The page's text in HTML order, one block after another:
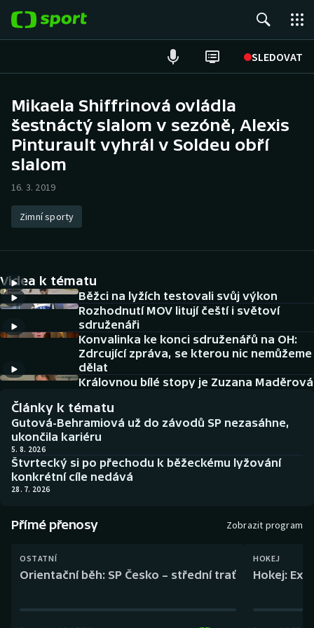
SLEDOVAT
Hokej
Tenis
Atletika
Cyklistika
Americký fotbal
Baseball a softbal
Boby a skeleton
Box
Curling
Dostihy
Florbal
NEPŘEHLÉDNĚTE
Historické návraty
AZ kvíz
Mikaela Shiffrinová ovládla
šestnáctý slalom v sezóně, Alexis
Pinturault vyhrál v Soldeu obří
slalom
16. 3. 2019
Zimní sporty
Videa k tématu
Běžci na lyžích testovali svůj výkon
Rozhodnutí MOV litují čeští i světoví
sdruženáři
Konvalinka ke konci sdruženářů na OH:
Zdrcující zpráva, se kterou nic nemůžeme
dělat
Královnou bílé stopy je Zuzana Maděrová
Články k tématu
Gutová-Behramiová už do závodů SP nezasáhne,
ukončila kariéru
5. 8. 2026
Štvrtecký si po přechodu k běžeckému lyžování
konkrétní cíle nedává
28. 7. 2026
Přímé přenosy Zobrazit program
OSTATNÍ
Orientační běh: SP Česko – střední trať
HOKEJ
Hokej: